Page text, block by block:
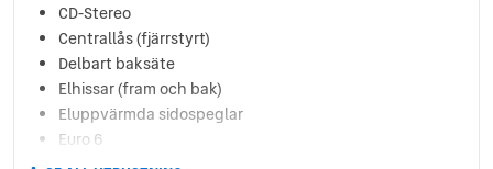
CD-Stereo
Centrallås (fjärrstyrt)
Delbart baksäte
Elhissar (fram och bak)
Eluppvärmda sidospeglar
Euro 6
Euro NCAP 5